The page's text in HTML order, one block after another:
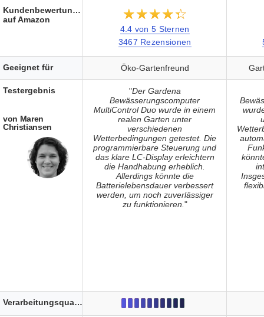
★★★★★
☆☆☆☆☆
4.4 von 5 Sternen
3467 Rezensionen
Öko-Gartenfreund
"Der Gardena
Bewässerungscomputer
MultiControl Duo wurde in einem
realen Garten unter
verschiedenen
Wetterbedingungen getestet. Die
programmierbare Steuerung und
das klare LC-Display erleichtern
die Handhabung erheblich.
Allerdings könnte die
Batterielebensdauer verbessert
werden, um noch zuverlässiger
zu funktionieren."
Kundenbewertungen
auf Amazon
Geeignet für
Testergebnis
von Maren
Christiansen
Verarbeitungsqualität